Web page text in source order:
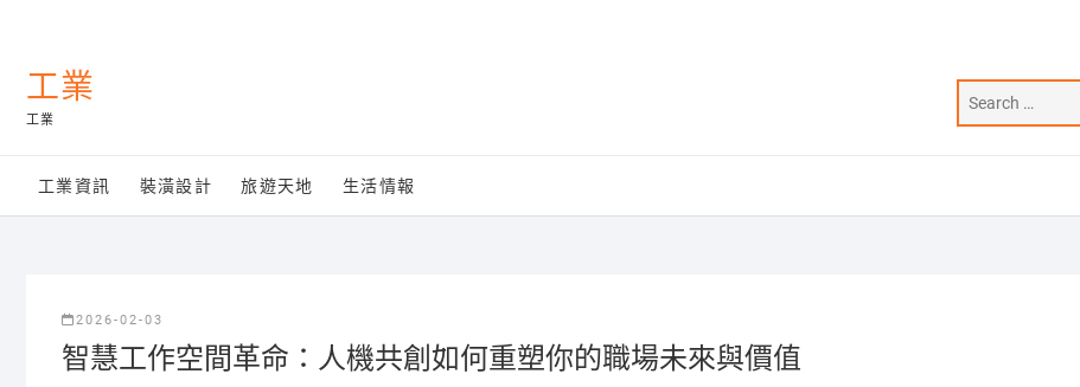
content工業
工業
工業資訊 裝潢設計 旅遊天地 生活情報
2026-02-03
智慧工作空間革命：人機共創如何重塑你的職場未來與價值